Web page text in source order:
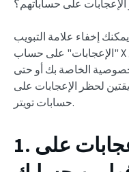
إخفاء علامة التبويب
"الإعجابات" على حساب X عادي ، إلا أنه يمكنك استكشاف طرق
الخاصة بك أو حتى
لحظر الإعجابات على
حسابات تويتر.
1. حظر الإعجابات على Twitter عن